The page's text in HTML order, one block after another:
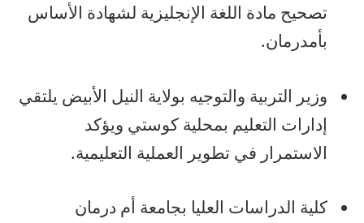
تصحيح مادة اللغة الإنجليزية لشهادة الأساس
بأمدرمان.
وزير التربية والتوجيه بولاية النيل الأبيض يلتقي
إدارات التعليم بمحلية كوستي ويؤكد
الاستمرار في تطوير العملية التعليمية.
كلية الدراسات العليا بجامعة أم درمان